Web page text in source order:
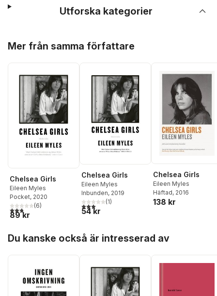
Utforska kategorier
Mer från samma författare
Chelsea Girls
Eileen Myles
Pocket, 2020
2,8utav 5 stjärnor. Totalt antal röster:
(6)
89 kr
Chelsea Girls
Eileen Myles
Inbunden, 2019
3,0utav 5 stjärnor. Totalt antal röster:
(1)
54 kr
Chelsea Girls
Eileen Myles
Häftad, 2016
138 kr
Du kanske också är intresserad av